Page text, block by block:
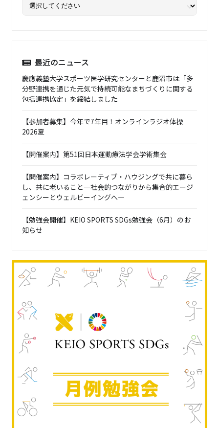
最近のニュース
慶應義塾大学スポーツ医学研究センターと鹿沼市は「多
分野連携を通じた元気で持続可能なまちづくりに関する
包括連携協定」を締結しました
【参加者募集】今年で7年目！オンラインラジオ体操
2026夏
【開催案内】第51回日本運動療法学会学術集会
【開催案内】コラボレーティブ・ハウジングで共に暮ら
し、共に老いること―社会的つながりから集合的エージ
ェンシーとウェルビーイングへ―
【勉強会開催】KEIO SPORTS SDGs勉強会（6月）のお
知らせ